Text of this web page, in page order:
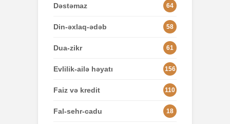
Dəstəmaz 64
Din-əxlaq-ədəb 58
Dua-zikr 61
Evlilik-ailə həyatı 156
Faiz və kredit 110
Fal-sehr-cadu 18